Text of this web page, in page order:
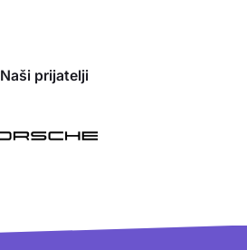
Naši prijatelji